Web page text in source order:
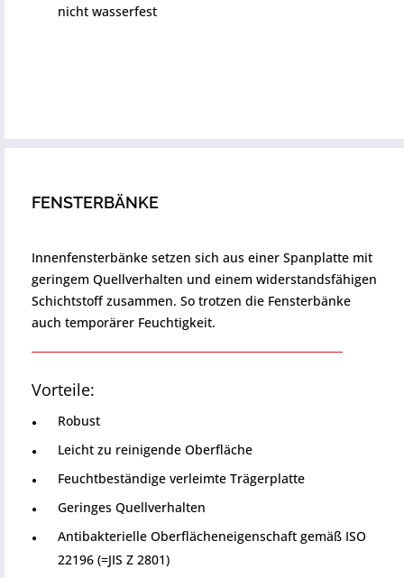
FENSTERBÄNKE
Innenfensterbänke setzen sich aus einer Spanplatte mit
geringem Quellverhalten und einem widerstandsfähigen
Schichtstoff zusammen. So trotzen die Fensterbänke
auch temporärer Feuchtigkeit.
Vorteile:
Robust
Leicht zu reinigende Oberfläche
Feuchtbeständige verleimte Trägerplatte
Geringes Quellverhalten
Antibakterielle Oberflächeneigenschaft gemäß ISO
22196 (=JIS Z 2801)
nicht wasserfest